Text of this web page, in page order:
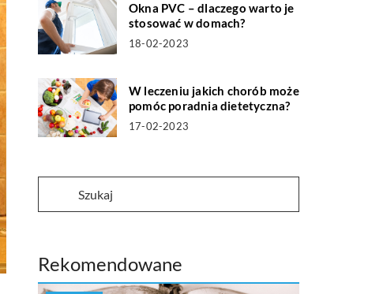
Okna PVC – dlaczego warto je
stosować w domach?
18-02-2023
W leczeniu jakich chorób może
pomóc poradnia dietetyczna?
17-02-2023
Rekomendowane